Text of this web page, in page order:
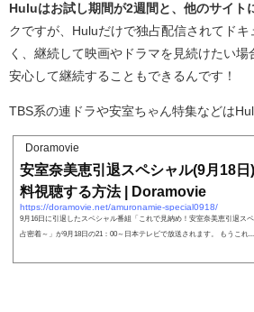
Huluはお試し期間が2週間と、他のサイト
クですが、Huluだけで独占配信されてドキ
く、継続して映画やドラマを見続けたい場
安心して継続することもできるんです！
TBS系の連ドラや安室ちゃん特集などは
Doramovie
安室奈美恵引退スペシャル(9月18
料視聴する方法 | Doramovie
https://doramovie.net/amuronamie-special0918/
9月16日に引退したスペシャル番組「これで見納め！安室奈美恵引退ス
占密着～」が9月18日の21：00～日本テレビで放送されます。 もうこれ...